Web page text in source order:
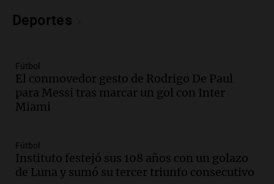
metros del río Suquía y retiraron hasta
Episodios
Audio.La historia de la servilleta que
firmó Jorge Messi para el primer
contrato de Leo con Barcelona
Audio.Joan Gaspart: "Sin Jorge, no sé si
Messi hubiera llegado adonde llegó"
Deportes
Fútbol
El conmovedor gesto de Rodrigo De Paul
para Messi tras marcar un gol con Inter
Miami
Fútbol
Instituto festejó sus 108 años con un golazo
de Luna y sumó su tercer triunfo consecutivo